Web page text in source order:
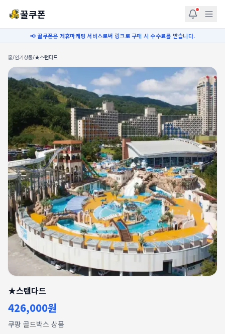
꿀쿠폰
📢 꿀쿠폰은 제휴마케팅 서비스로써 링크로 구매 시 수수료를 받습니다.
홈/인기상품/★스탠다드
★스탠다드
426,000원
쿠팡 골드박스 상품